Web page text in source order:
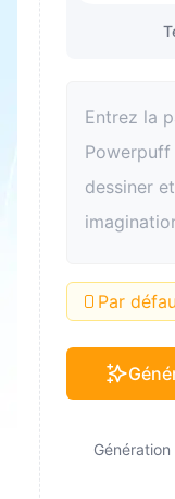
Par